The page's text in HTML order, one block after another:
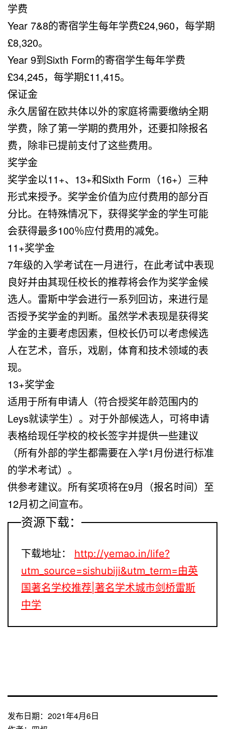
学费
Year 7&8的寄宿学生每年学费£24,960，每学期
£8,320。
Year 9到Sixth Form的寄宿学生每年学费
£34,245，每学期£11,415。
保证金
永久居留在欧共体以外的家庭将需要缴纳全期
学费，除了第一学期的费用外，还要扣除报名
费，除非已提前支付了这些费用。
奖学金
奖学金以11+、13+和Sixth Form（16+）三种
形式来授予。奖学金价值为应付费用的部分百
分比。在特殊情况下，获得奖学金的学生可能
会获得最多100％应付费用的减免。
11+奖学金
7年级的入学考试在一月进行，在此考试中表现
良好并由其现任校长的推荐将会作为奖学金候
选人。雷斯中学会进行一系列回访，来进行是
否授予奖学金的判断。虽然学术表现是获得奖
学金的主要考虑因素，但校长仍可以考虑候选
人在艺术，音乐，戏剧，体育和技术领域的表
现。
13+奖学金
适用于所有申请人（符合授奖年龄范围内的
Leys就读学生）。对于外部候选人，可将申请
表格给现任学校的校长签字并提供一些建议
（所有外部的学生都需要在入学1月份进行标准
的学术考试）。
供参考建议。所有奖项将在9月（报名时间）至
12月初之间宣布。
资源下载：
下载地址：
http://yemao.in/life?
utm_source=sishubiji&utm_term=由英
国著名学校推荐|著名学术城市剑桥雷斯
中学
发布日期： 2021年4月6日